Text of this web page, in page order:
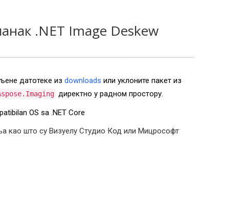
.NET Image Deskew
датотеке из downloads или уклоните пакет из
директно у радном простору.
OS sa .NET Core
као што су Визуелу Студио Код или Мицрософт